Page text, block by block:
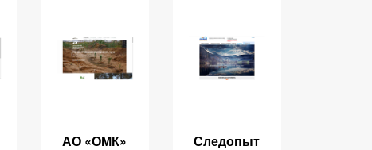
АО «ОМК»
Следопыт